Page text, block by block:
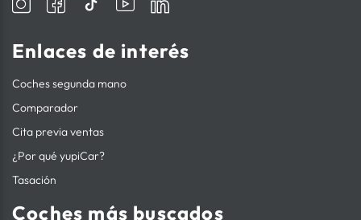
Enlaces de interés
Coches segunda mano
Comparador
Cita previa ventas
¿Por qué yupiCar?
Tasación
Coches más buscados